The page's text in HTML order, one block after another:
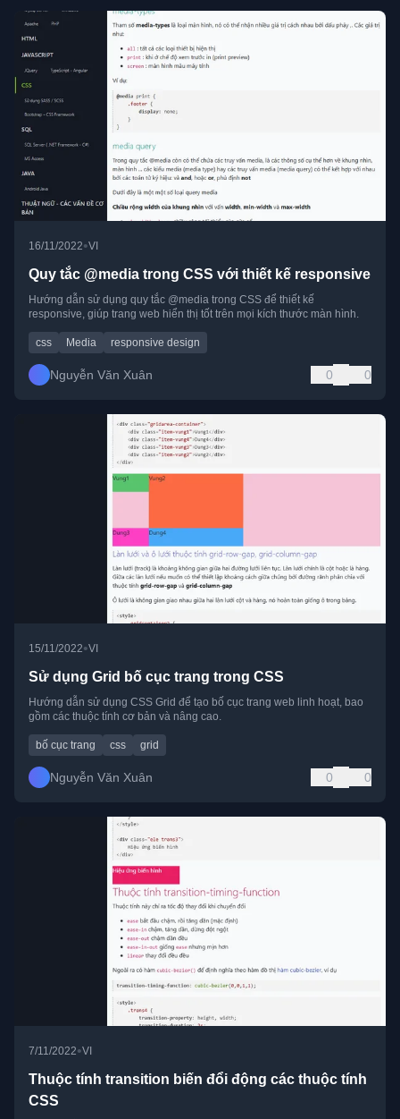
16/11/2022•VI
Quy tắc @media trong CSS với thiết kế responsive
Hướng dẫn sử dụng quy tắc @media trong CSS để thiết kế
responsive, giúp trang web hiển thị tốt trên mọi kích thước màn hình.
css Media responsive design
Nguyễn Văn Xuân 0 0
15/11/2022•VI
Sử dụng Grid bố cục trang trong CSS
Hướng dẫn sử dụng CSS Grid để tạo bố cục trang web linh hoạt, bao
gồm các thuộc tính cơ bản và nâng cao.
bố cục trang css grid
Nguyễn Văn Xuân 0 0
7/11/2022•VI
Thuộc tính transition biến đổi động các thuộc tính
CSS